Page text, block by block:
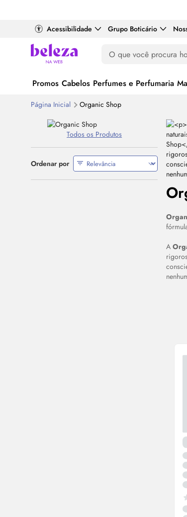
Acessibilidade Grupo Boticário
Promos Cabelos Perfumes e Perfumaria
Página Inicial Organic Shop
A
Todos os Produtos
Ordenar por